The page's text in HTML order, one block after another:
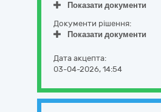
Показати документи
Документи рішення:
Показати документи
Дата акцепта:
03-04-2026, 14:54